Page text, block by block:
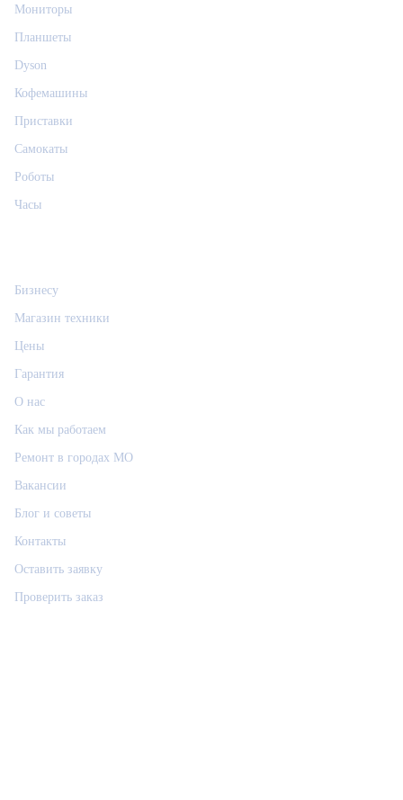
Мониторы
Планшеты
Dyson
Кофемашины
Приставки
Самокаты
Роботы
Часы
Бизнесу
Магазин техники
Цены
Гарантия
О нас
Как мы работаем
Ремонт в городах МО
Вакансии
Блог и советы
Контакты
Оставить заявку
Проверить заказ